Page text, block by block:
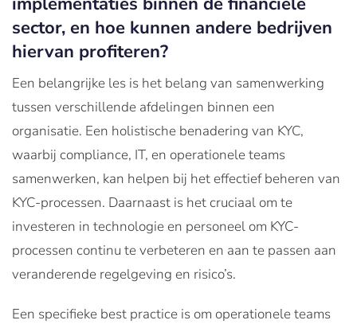
sector, en hoe kunnen andere bedrijven
hiervan profiteren?
Een belangrijke les is het belang van samenwerking
tussen verschillende afdelingen binnen een
organisatie. Een holistische benadering van KYC,
waarbij compliance, IT, en operationele teams
samenwerken, kan helpen bij het effectief beheren van
KYC-processen. Daarnaast is het cruciaal om te
investeren in technologie en personeel om KYC-
processen continu te verbeteren en aan te passen aan
veranderende regelgeving en risico’s.
Een specifieke best practice is om operationele teams